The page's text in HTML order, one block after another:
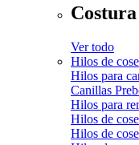
Costura
Ver todo
Hilos de
Hilos para
Canillas
Hilos para
Hilos de
Hilos de